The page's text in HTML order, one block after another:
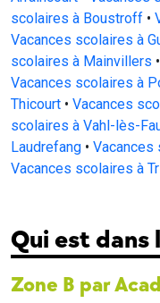
scolaires à Boustroff •
Vacances scolaires à
scolaires à Mainvillers •
Vacances scolaires à
Thicourt • Vacances
scolaires à Vahl-lès-
Laudrefang • Vacances
Vacances scolaires à
Qui est dans
Zone B par